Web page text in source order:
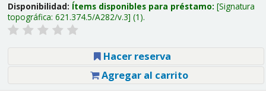
Disponibilidad: Ítems disponibles para préstamo: Signatura
topográfica: 621.374.5/A282/v.3 (1).
Hacer reserva
Agregar al carrito